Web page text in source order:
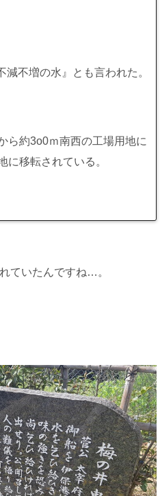
不増の水』とも言われた。
ら約3o0ｍ南西の工場用地に
に移転されている。
ていたんですね…。